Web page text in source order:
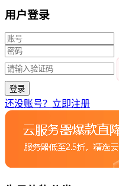
用户登录
登录
还没账号？立即注册